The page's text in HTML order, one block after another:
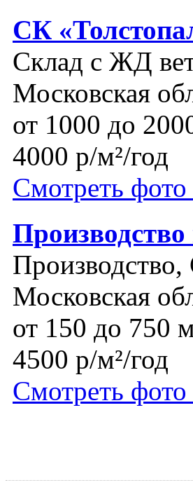
СК
Склад с ЖД
Московская
от 1000 до
4000 р/м²/год
Смотреть
Производство,
Московская
от 150 до 750
4500 р/м²/год
Смотреть